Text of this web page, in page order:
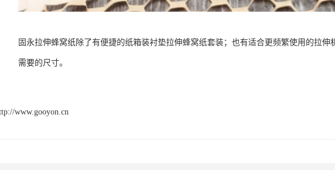
固永拉伸蜂窝纸除了有便捷的纸箱装衬垫拉伸蜂窝纸套装；也有适合更频繁使用的拉
需要的尺寸。
www.gooyon.cn